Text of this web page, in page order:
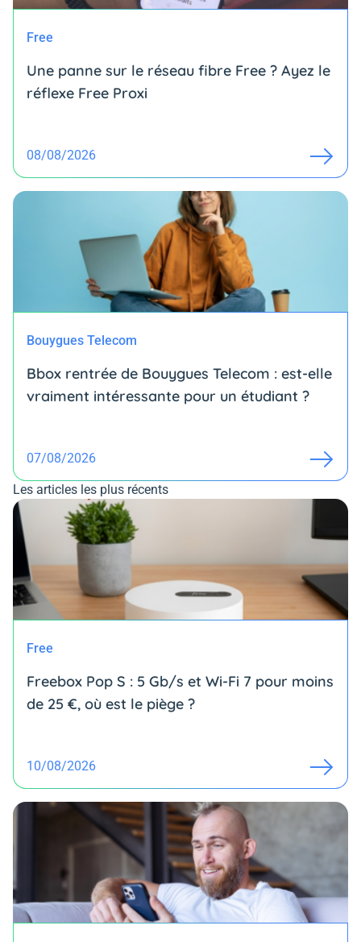
Free
Une panne sur le réseau fibre Free ? Ayez le
réflexe Free Proxi
08/08/2026
Bouygues Telecom
Bbox rentrée de Bouygues Telecom : est-elle
vraiment intéressante pour un étudiant ?
07/08/2026
Les articles les plus récents
Free
Freebox Pop S : 5 Gb/s et Wi-Fi 7 pour moins
de 25 €, où est le piège ?
10/08/2026